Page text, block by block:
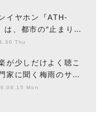
イヤホン『ATH-
、都市の“止まり
シンガーソングライ
Thu
が少しだけよく聴こ
家に聞く梅雨のサウ
Mon